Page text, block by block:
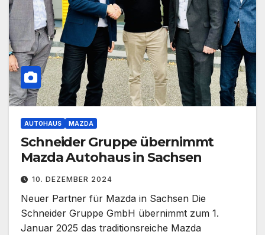
AUTOHAUS MAZDA
Schneider Gruppe übernimmt
Mazda Autohaus in Sachsen
10. DEZEMBER 2024
Neuer Partner für Mazda in Sachsen Die
Schneider Gruppe GmbH übernimmt zum 1.
Januar 2025 das traditionsreiche Mazda